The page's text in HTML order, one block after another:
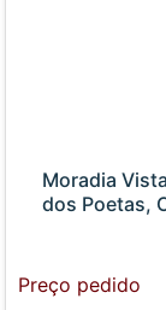
Moradia
dos Poetas,
Preço pedido